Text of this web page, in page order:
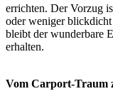
errichten. Der Vorzug
oder weniger
bleibt der wunderbare
erhalten.
Vom Carport-Traum